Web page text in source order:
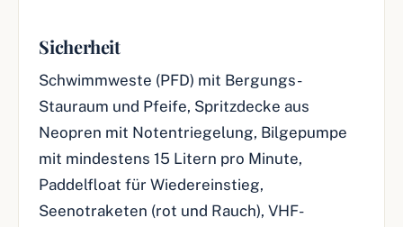
Sicherheit
Schwimmweste (PFD) mit Bergungs-
Stauraum und Pfeife, Spritzdecke aus
Neopren mit Notentriegelung, Bilgepumpe
mit mindestens 15 Litern pro Minute,
Paddelfloat für Wiedereinstieg,
Seenotraketen (rot und Rauch), VHF-